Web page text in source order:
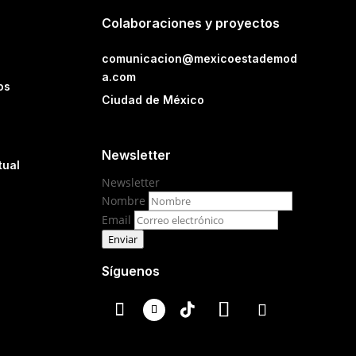
Colaboraciones y proyectos
comunicacion@mexicoestademod
a.com
Ciudad de México
Newsletter
Newsletter
Nombre
Email
Enviar
Síguenos